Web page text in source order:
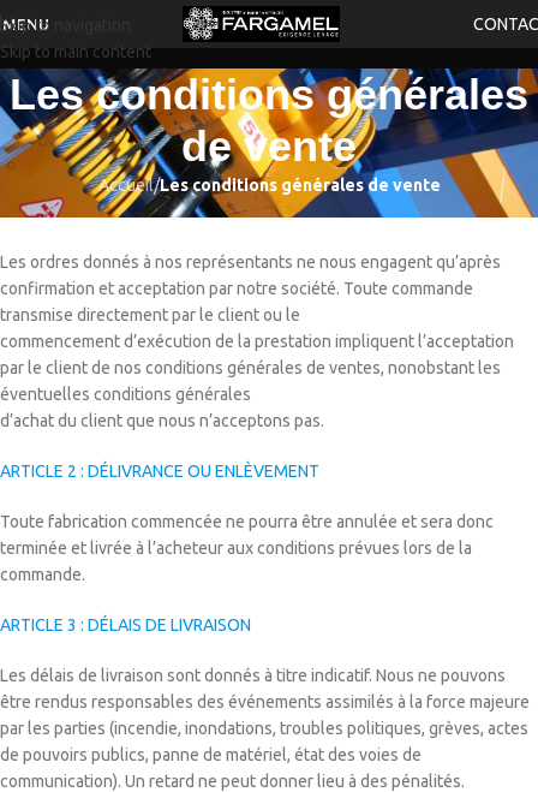
Skip to navigation
Skip to main content
MENU
Les conditions générales
de vente
Accueil/Les conditions générales de vente
ARTICLE 1 : ACCEPTATION DE NOS CONDITIONS
Les ordres donnés à nos représentants ne nous engagent qu’après
confirmation et acceptation par notre société. Toute commande
transmise directement par le client ou le
commencement d’exécution de la prestation impliquent l’acceptation
par le client de nos conditions générales de ventes, nonobstant les
éventuelles conditions générales
d’achat du client que nous n’acceptons pas.
ARTICLE 2 : DÉLIVRANCE OU ENLÈVEMENT
Toute fabrication commencée ne pourra être annulée et sera donc
terminée et livrée à l’acheteur aux conditions prévues lors de la
commande.
ARTICLE 3 : DÉLAIS DE LIVRAISON
Les délais de livraison sont donnés à titre indicatif. Nous ne pouvons
être rendus responsables des événements assimilés à la force majeure
par les parties (incendie, inondations, troubles politiques, grèves, actes
de pouvoirs publics, panne de matériel, état des voies de
communication). Un retard ne peut donner lieu à des pénalités.